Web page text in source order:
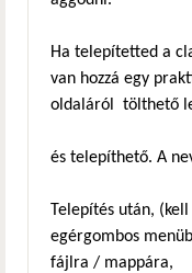
Ha telepítetted a
van hozzá egy
oldaláról tölthető
és telepíthető. A
Telepítés után,
egérgombos
fájlra / mappára,